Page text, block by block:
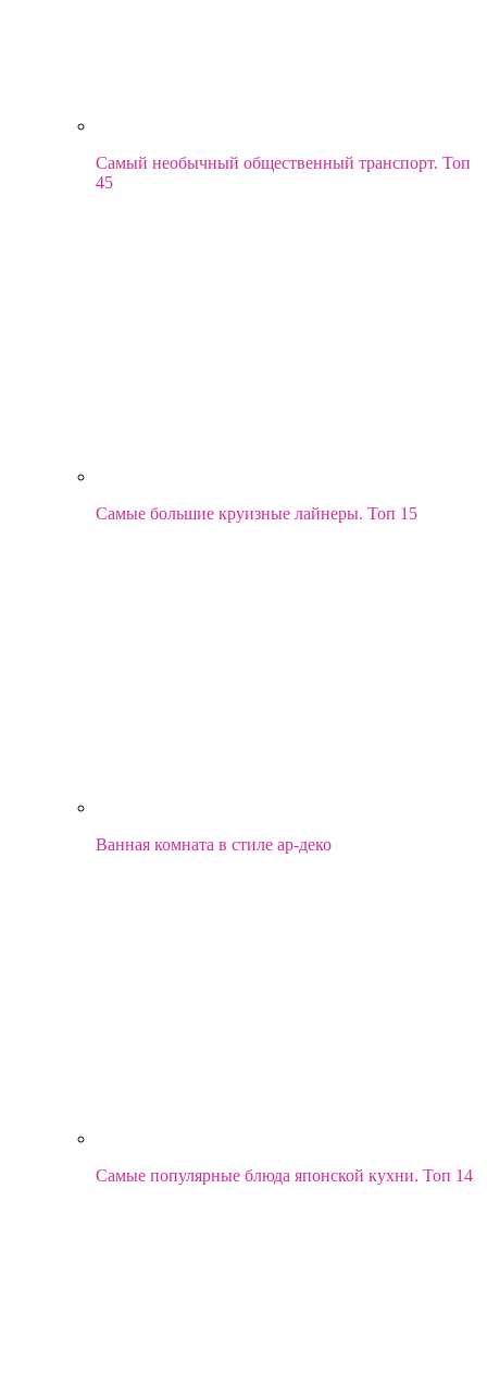
Самый необычный общественный транспорт. Топ
45
Самые большие круизные лайнеры. Топ 15
Ванная комната в стиле ар-деко
Самые популярные блюда японской кухни. Топ 14